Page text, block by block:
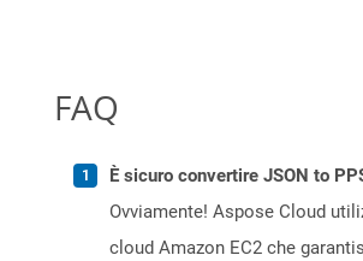
FAQ
È sicuro convertire JSON to
Ovviamente! Aspose Cloud
cloud Amazon EC2 che